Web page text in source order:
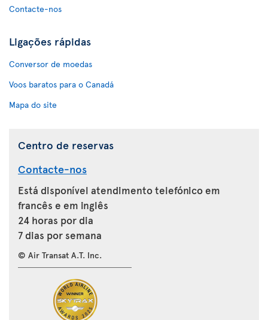
Contacte-nos
Ligações rápidas
Conversor de moedas
Voos baratos para o Canadá
Mapa do site
Centro de reservas
Contacte-nos
Está disponível atendimento telefónico em
francês e em inglês
24 horas por dia
7 dias por semana
© Air Transat A.T. Inc.